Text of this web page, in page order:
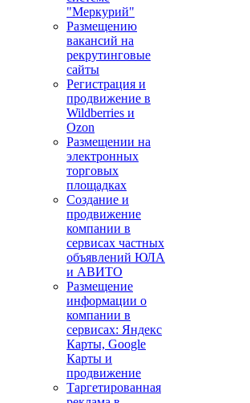
"Меркурий"
Размещению
вакансий на
рекрутинговые
сайты
Регистрация и
продвижение в
Wildberries и
Ozon
Размещении на
электронных
торговых
площадках
Создание и
продвижение
компании в
сервисах частных
объявлений ЮЛА
и АВИТО
Размещение
информации о
компании в
сервисах: Яндекс
Карты, Google
Карты и
продвижение
Таргетированная